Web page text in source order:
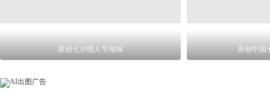
原创七夕情人节海报 原创中国